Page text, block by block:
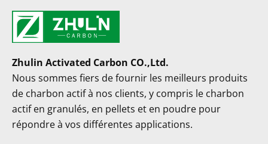
Zhulin Activated Carbon CO.,Ltd.
Nous sommes fiers de fournir les meilleurs produits
de charbon actif à nos clients, y compris le charbon
actif en granulés, en pellets et en poudre pour
répondre à vos différentes applications.